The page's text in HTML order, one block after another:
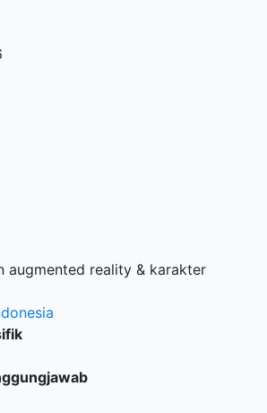
augmented reality & karakter